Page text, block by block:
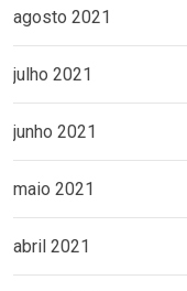
agosto 2021
julho 2021
junho 2021
maio 2021
abril 2021